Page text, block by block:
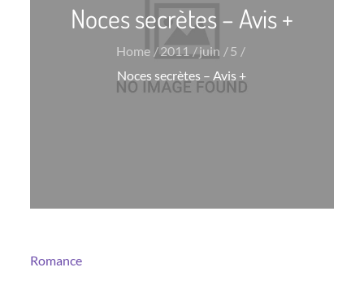
Noces secrètes – Avis +
Home 2011 juin
5
Noces secrètes – Avis +
Romance